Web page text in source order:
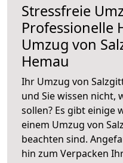
Stressfreie
Professionelle
Umzug von
Hemau
Ihr Umzug von
und Sie wissen nicht,
sollen? Es gibt einige
einem Umzug von
beachten sind.
hin zum Verpacken